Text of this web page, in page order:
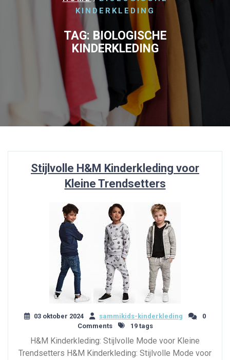
KINDERKLEDING
TAG: BIOLOGISCHE
KINDERKLEDING
Stijlvolle H&M Kinderkleding voor
Kleine Trendsetters
03 oktober 2024 sammikids-kinderkleding
0
Comments
19 tags
H&M Kinderkleding: Stijlvolle Mode voor Kleine
Trendsetters H&M Kinderkleding: Stijlvolle Mode voor